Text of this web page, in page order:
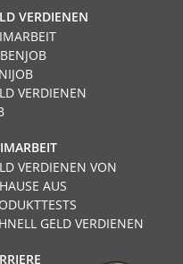
VERDIENEN
VERDIENEN
VERDIENEN VON
AUS
GELD VERDIENEN